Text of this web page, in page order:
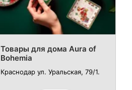
Товары для дома Aura of
Bohemia
Краснодар ул. Уральская, 79/1.